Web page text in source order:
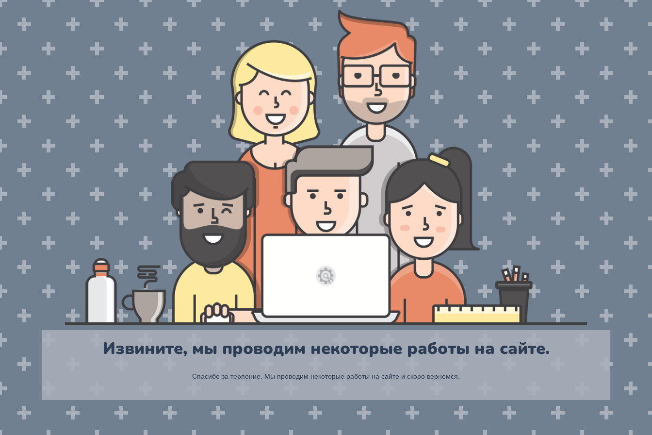
Извините, мы проводим некоторые работы на сайте.
Спасибо за терпение. Мы проводим некоторые работы на сайте и скоро вернемся.